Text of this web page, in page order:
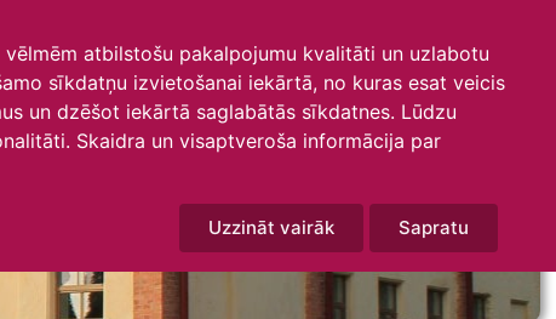
atbilstošu pakalpojumu kvalitāti un uzlabotu
sīkdatņu izvietošanai iekārtā, no kuras esat veicis
un dzēšot iekārtā saglabātās sīkdatnes. Lūdzu
Skaidra un visaptveroša informācija par
Uzzināt vairāk Sapratu